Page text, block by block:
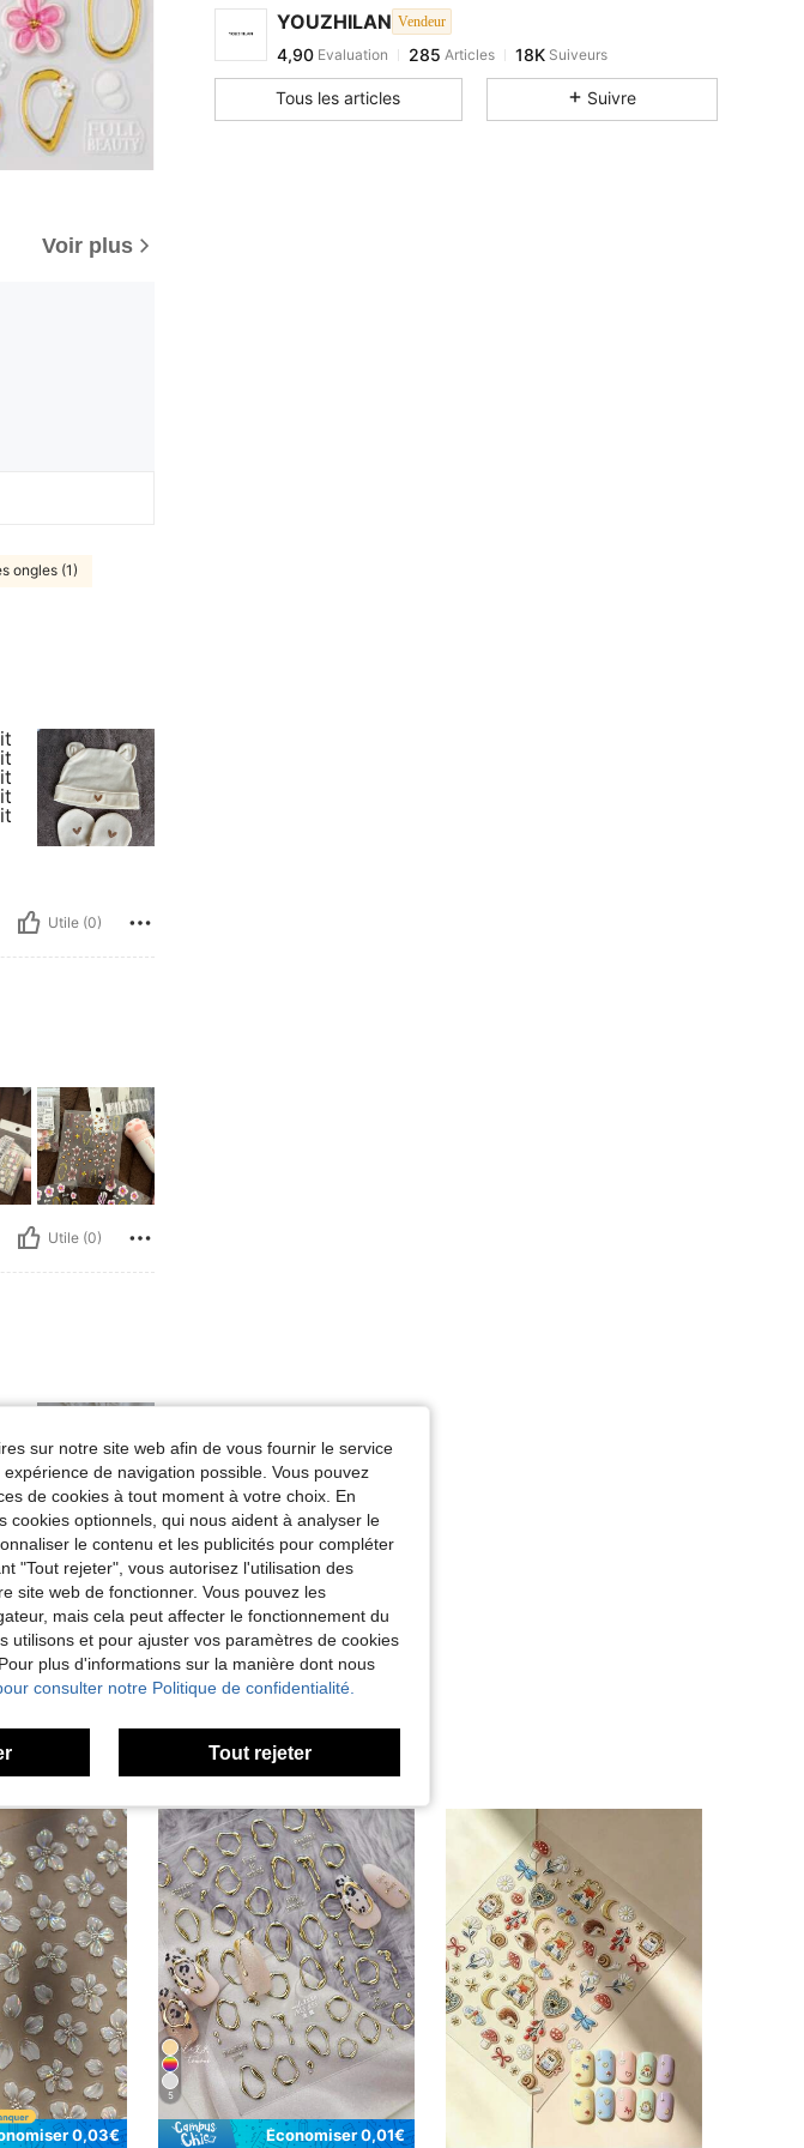
Voir plus
ongles (1)
Utile (0)
Utile (0)
Utile (0)
YOUZHILAN Vendeur
4,90
285Articles
s***4est en train de naviguer
4,90
Tous les articles Suivre
0,03€
5
Économiser 0,01€
sur notre site web afin de vous fournir le service
de navigation possible. Vous pouvez
de cookies à tout moment à votre choix. En
cookies optionnels, qui nous aident à analyser le
le contenu et les publicités pour compléter
"Tout rejeter", vous autorisez l'utilisation des
site web de fonctionner. Vous pouvez les
mais cela peut affecter le fonctionnement du
utilisons et pour ajuster vos paramètres de cookies
plus d'informations sur la manière dont nous
consulter notre Politique de confidentialité.
Tout rejeter